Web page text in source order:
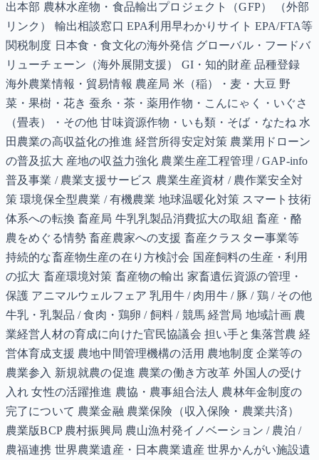
出本部 農林水産物・食品輸出プロジェクト（GFP） （外部
リンク） 輸出相談窓口 EPA利用早わかりサイト EPA/FTA等
関税制度 日本食・食文化の海外発信 グローバル・フードバ
リューチェーン（海外展開支援） GI・知的財産 品種登録
海外農業情報・貿易情報 農産局 米（稲）・麦・大豆 野
菜・果樹・花き 蚕糸・茶・薬用作物・こんにゃく・いぐさ
（畳表）・その他 甘味資源作物・いも類・そば・なたね 水
田農業の高収益化の推進 経営所得安定対策 農業用ドローン
の普及拡大 産地の収益力強化 農業生産工程管理 / GAP-info
普及事業 / 農業支援サービス 農業生産資材 / 農作業安全対
策 環境保全型農業 / 有機農業 地球温暖化対策 スマート技術
体系への転換 畜産局 牛乳乳製品消費拡大の取組 畜産・酪
農をめぐる情勢 畜産農家への支援 畜産クラスター事業等
持続的な畜産物生産の在り方検討会 国産飼料の生産・利用
の拡大 畜産環境対策 畜産物の輸出 家畜遺伝資源の管理・
保護 アニマルウェルフェア 乳用牛 / 肉用牛 / 豚 / 鶏 / その他
牛乳・乳製品 / 食肉・鶏卵 / 飼料 / 競馬 経営局 地域計画 農
業経営人材の育成に向けた官民協議会 担い手と集落営農 経
営体育成支援 農地中間管理機構の活用 農地制度 企業等の
農業参入 新規就農の促進 農業の働き方改革 外国人の受け
入れ 女性の活躍推進 農協・農事組合法人 農林年金制度の
完了について 農業金融 農業保険（収入保険・農業共済）
農業版BCP 農村振興局 農山漁村発イノベーション / 農泊 /
農福連携 世界農業遺産・日本農業遺産 世界かんがい施設遺